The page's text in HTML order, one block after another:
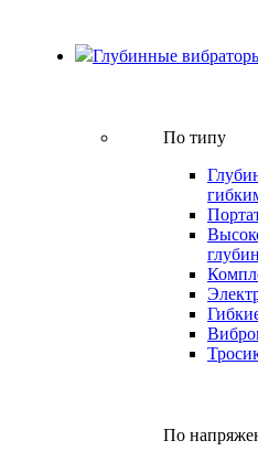
Глубинные
По типу
По